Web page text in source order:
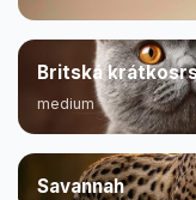
Britská
medium
Savannah